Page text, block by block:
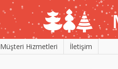
Müşteri Hizmetleri İletişim